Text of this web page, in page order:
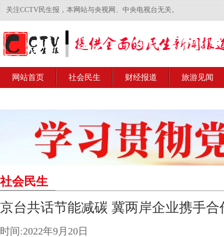
关注CCTV民生报，本网站与央视网、中央电视台无关。
网站首页 社会民生 财经报道 旅游见闻
社会民生
京台共话节能减碳 冀两岸企业携手合
时间:2022年9月20日